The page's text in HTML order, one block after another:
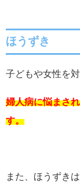
ほうずき
子どもや女性を
婦人病に悩まさ
す。
また、ほうずき